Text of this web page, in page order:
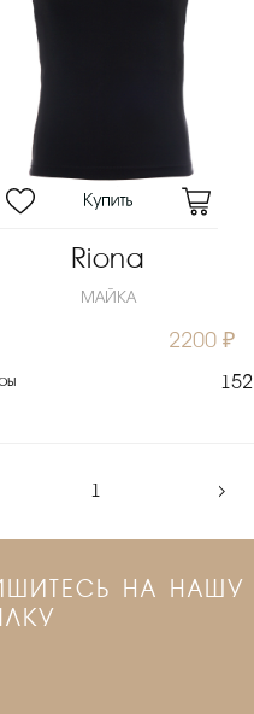
Riona
МАЙКА
2200 ₽
152
1 ›
НА НАШУ